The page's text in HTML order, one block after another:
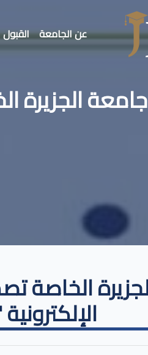
عن الجامعة القبول
جامعة الجزيرة الخاصة تصدر